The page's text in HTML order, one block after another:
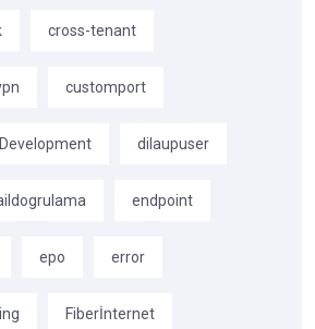
cross-tenant
customport
Development dilaupuser
endpoint
epo error
Fiberİnternet